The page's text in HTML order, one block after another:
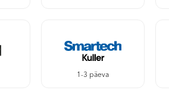
1-3 päeva